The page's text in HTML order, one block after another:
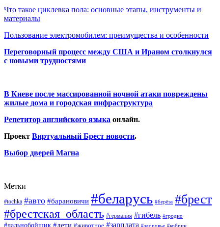
Что такое циклевка пола: основные этапы, инструменты и
материалы
Пользование электромобилем: преимущества и особенности
Переговорный процесс между США и Ираном столкнулся
с новыми трудностями
В Киеве после массированной ночной атаки повреждены
жилые дома и городская инфраструктура
Репетитор английского языка онлайн.
Проект Виртуальный Брест новости.
Выбор дверей Магна
Метки
#tochka #авто #барановичи #беларусь #берёза #брест
#брестская_область #германия #гибель #гродно
#дальнобойщик #дети #животное #зарплата #здоровье #кобрин